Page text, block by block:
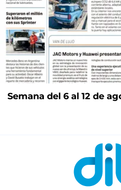
Semana del 6 al 12 de